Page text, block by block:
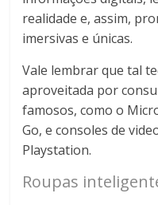
realidade e, assim,
imersivas e únicas.
Vale lembrar que tal
aproveitada por
famosos, como o
Go, e consoles de
Playstation.
Roupas